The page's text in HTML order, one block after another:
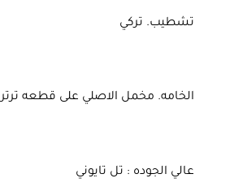
تشطيب. تركي
الخامه. مخمل الاصلي على قطعه ترتر
عالي الجوده : تل تايوني